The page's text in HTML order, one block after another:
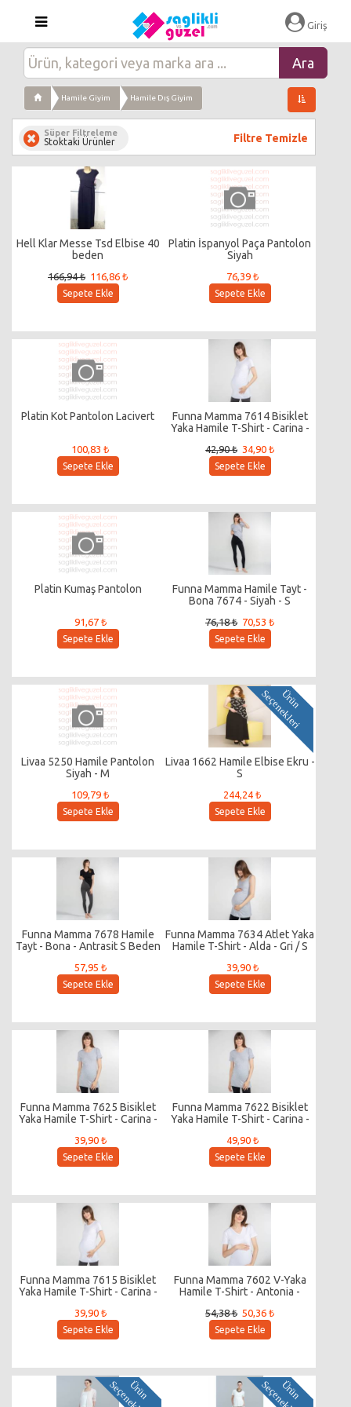
Giriş
Hamile Giyim Hamile Dış Giyim
Süper Filtreleme
Stoktaki Ürünler Filtre Temizle
Hell Klar Messe Tsd Elbise 40
beden
166,94 ₺ 116,86 ₺
Sepete Ekle
Platin İspanyol Paça Pantolon
Siyah
76,39 ₺
Sepete Ekle
Platin Kot Pantolon Lacivert
100,83 ₺
Sepete Ekle
Funna Mamma 7614 Bisiklet
Yaka Hamile T-Shirt - Carina -
42,90 ₺ 34,90 ₺
Sepete Ekle
Platin Kumaş Pantolon
91,67 ₺
Sepete Ekle
Funna Mamma Hamile Tayt -
Bona 7674 - Siyah - S
76,18 ₺ 70,53 ₺
Sepete Ekle
Livaa 5250 Hamile Pantolon
Siyah - M
109,79 ₺
Sepete Ekle
Livaa 1662 Hamile Elbise Ekru -
S
244,24 ₺
Sepete Ekle
Ü
r
ü
n
S
e
ç
e
n
e
k
l
e
r
i
Funna Mamma 7678 Hamile
Tayt - Bona - Antrasit S Beden
57,95 ₺
Sepete Ekle
Funna Mamma 7634 Atlet Yaka
Hamile T-Shirt - Alda - Gri / S
39,90 ₺
Sepete Ekle
Funna Mamma 7625 Bisiklet
Yaka Hamile T-Shirt - Carina -
39,90 ₺
Sepete Ekle
Funna Mamma 7622 Bisiklet
Yaka Hamile T-Shirt - Carina -
49,90 ₺
Sepete Ekle
Funna Mamma 7615 Bisiklet
Yaka Hamile T-Shirt - Carina -
39,90 ₺
Sepete Ekle
Funna Mamma 7602 V-Yaka
Hamile T-Shirt - Antonia -
54,38 ₺ 50,36 ₺
Sepete Ekle
Ü
r
ü
n
S
e
ç
e
n
e
k
l
e
r Ü
r
ü
n
S
e
ç
e
n
e
k
l
e
r